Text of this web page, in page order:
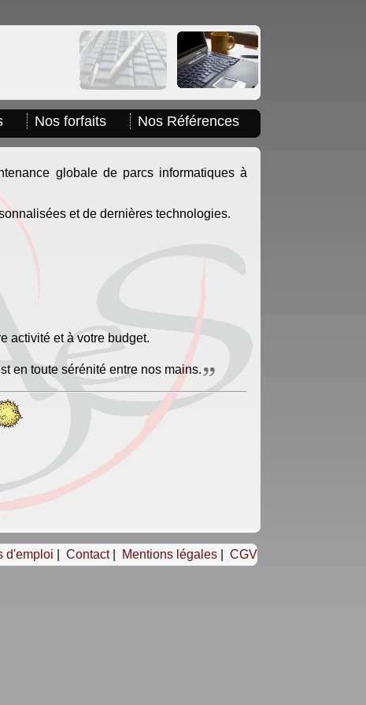
Nos forfaits Nos Références
globale de parcs informatiques à
et de dernières technologies.
activité et à votre budget.
en toute sérénité entre nos mains.
d'emploi |Contact| Mentions légales |CGV